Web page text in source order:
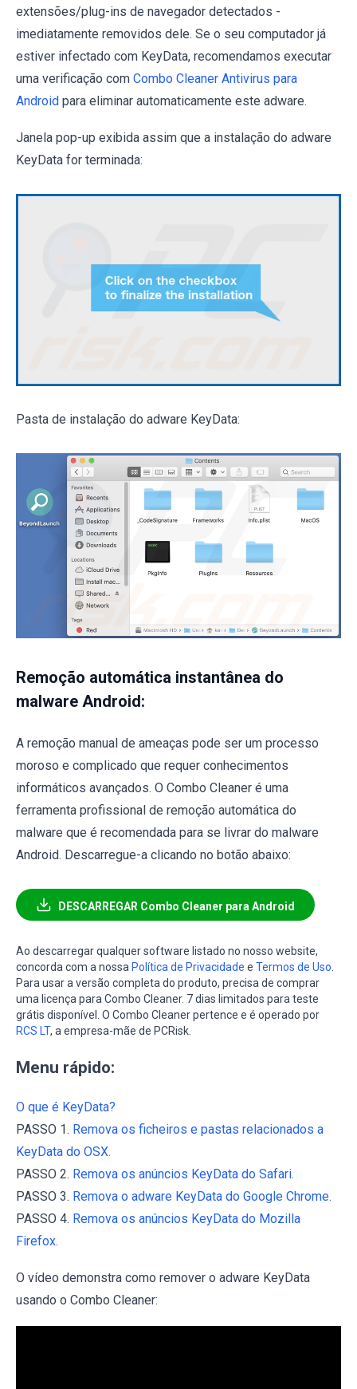
extensões/plug-ins de navegador detectados -
imediatamente removidos dele. Se o seu computador já
estiver infectado com KeyData, recomendamos executar
uma verificação com Combo Cleaner Antivirus para
Android para eliminar automaticamente este adware.
Janela pop-up exibida assim que a instalação do adware
KeyData for terminada:
Pasta de instalação do adware KeyData:
Remoção automática instantânea do
malware Android:
A remoção manual de ameaças pode ser um processo
moroso e complicado que requer conhecimentos
informáticos avançados. O Combo Cleaner é uma
ferramenta profissional de remoção automática do
malware que é recomendada para se livrar do malware
Android. Descarregue-a clicando no botão abaixo:
DESCARREGAR Combo Cleaner para Android
Ao descarregar qualquer software listado no nosso website,
concorda com a nossa Política de Privacidade e Termos de Uso
Para usar a versão completa do produto, precisa de comprar
uma licença para Combo Cleaner. 7 dias limitados para teste
grátis disponível. O Combo Cleaner pertence e é operado por
RCS LT, a empresa-mãe de PCRisk.
Menu rápido:
O que é KeyData?
PASSO 1. Remova os ficheiros e pastas relacionados a
KeyData do OSX.
PASSO 2. Remova os anúncios KeyData do Safari.
PASSO 3. Remova o adware KeyData do Google Chrome.
PASSO 4. Remova os anúncios KeyData do Mozilla
Firefox.
O vídeo demonstra como remover o adware KeyData
usando o Combo Cleaner: